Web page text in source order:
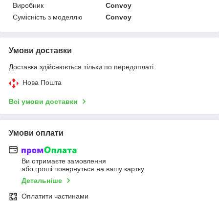
Виробник
Convoy
Сумісність з моделлю
Convoy
Умови доставки
Доставка здійснюється тільки по передоплаті.
Нова Пошта
Всі умови доставки
Умови оплати
Ви отримаєте замовлення
або гроші повернуться на вашу картку
Детальніше
Оплатити частинами